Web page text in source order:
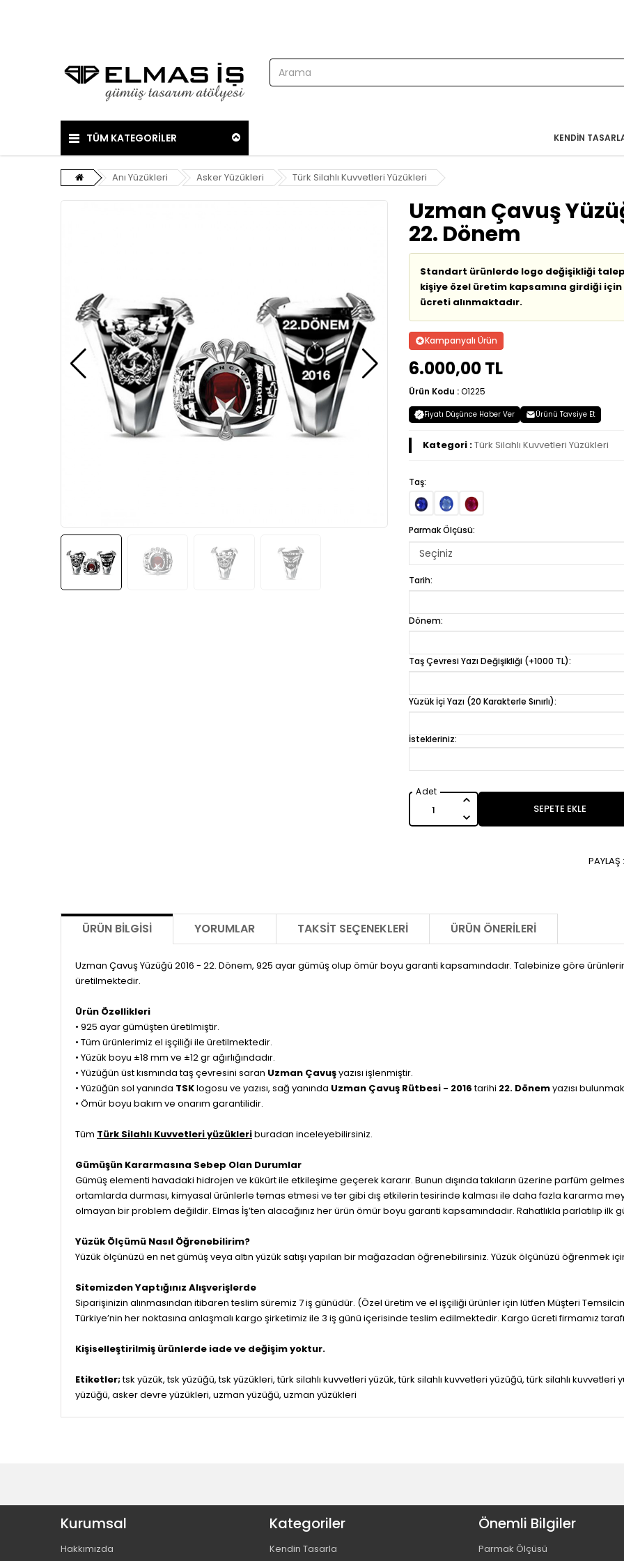
TÜM KATEGORİLER KENDIN
Anı Yüzükleri Asker Yüzükleri Türk Silahlı Kuvvetleri Yüzükleri
Uzman Çavuş
22. Dönem
Standart ürünlerde logo değişikliği
kişiye özel üretim kapsamına girdiği için
ücreti alınmaktadır.
Kampanyalı Ürün
6.000,00 TL
Ürün Kodu :O1225
Fiyatı Düşünce Haber Ver Ürünü Tavsiye Et
Kategori :Türk Silahlı Kuvvetleri Yüzükleri
Taş:
Parmak Ölçüsü:
Tarih:
Dönem:
Taş Çevresi Yazı Değişikliği (+1000 TL):
Yüzük İçi Yazı (20 Karakterle Sınırlı):
İstekleriniz:
SEPETE EKLE
PAYLAŞ :
ÜRÜN BILGISI YORUMLAR TAKSIT SEÇENEKLERI ÜRÜN ÖNERILERI
Uzman Çavuş Yüzüğü 2016 - 22. Dönem, 925 ayar gümüş olup ömür boyu garanti kapsamındadır. Talebinize göre
üretilmektedir.
Ürün Özellikleri
• 925 ayar gümüşten üretilmiştir.
• Tüm ürünlerimiz el işçiliği ile üretilmektedir.
• Yüzük boyu ±18 mm ve ±12 gr ağırlığındadır.
• Yüzüğün üst kısmında taş çevresini saran Uzman Çavuşyazısı işlenmiştir.
• Yüzüğün sol yanında TSKlogosu ve yazısı, sağ yanında Uzman Çavuş Rütbesi - 2016tarihi 22. Dönemyazısı
• Ömür boyu bakım ve onarım garantilidir.
Tüm Türk Silahlı Kuvvetleri yüzükleriburadan inceleyebilirsiniz.
Gümüşün Kararmasına Sebep Olan Durumlar
Gümüş elementi havadaki hidrojen ve kükürt ile etkileşime geçerek kararır. Bunun dışında takıların üzerine parfüm
ortamlarda durması, kimyasal ürünlerle temas etmesi ve ter gibi dış etkilerin tesirinde kalması ile daha fazla kararma
olmayan bir problem değildir. Elmas İş’ten alacağınız her ürün ömür boyu garanti kapsamındadır. Rahatlıkla parlatılıp
Yüzük Ölçümü Nasıl Öğrenebilirim?
Yüzük ölçünüzü en net gümüş veya altın yüzük satışı yapılan bir mağazadan öğrenebilirsiniz. Yüzük ölçünüzü öğrenmek
Sitemizden Yaptığınız Alışverişlerde
Siparişinizin alınmasından itibaren teslim süremiz 7 iş günüdür. (Özel üretim ve el işçiliği ürünler için lütfen Müşteri
Türkiye’nin her noktasına anlaşmalı kargo şirketimiz ile 3 iş günü içerisinde teslim edilmektedir. Kargo ücreti firmamız
Kişiselleştirilmiş ürünlerde iade ve değişim yoktur.
Etiketler;tsk yüzük, tsk yüzüğü, tsk yüzükleri, türk silahlı kuvvetleri yüzük, türk silahlı kuvvetleri yüzüğü, türk silahlı
yüzüğü, asker devre yüzükleri, uzman yüzüğü, uzman yüzükleri
Kurumsal
Hakkımızda
Kategoriler
Kendin Tasarla
Önemli Bilgiler
Parmak Ölçüsü